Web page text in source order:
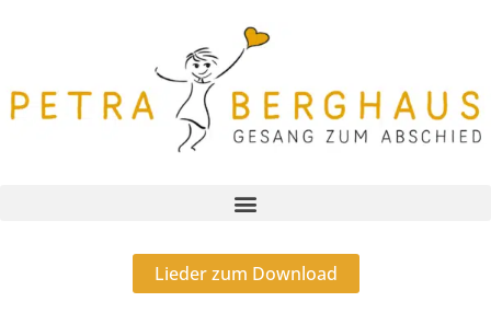
Lieder zum Download